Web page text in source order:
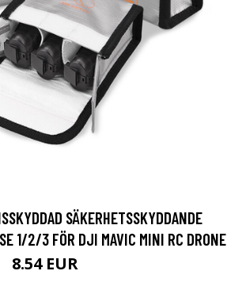
SÄKERHETSSKYDDANDE
1/2/3 FÖR DJI MAVIC MINI RC DRONE
8.54 EUR